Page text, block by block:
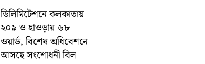
ডিলিমিটেশনে কলকাতায়
২০৯ ও হাওড়ায় ৬৮
ওয়ার্ড, বিশেষ অধিবেশনে
আসছে সংশোধনী বিল